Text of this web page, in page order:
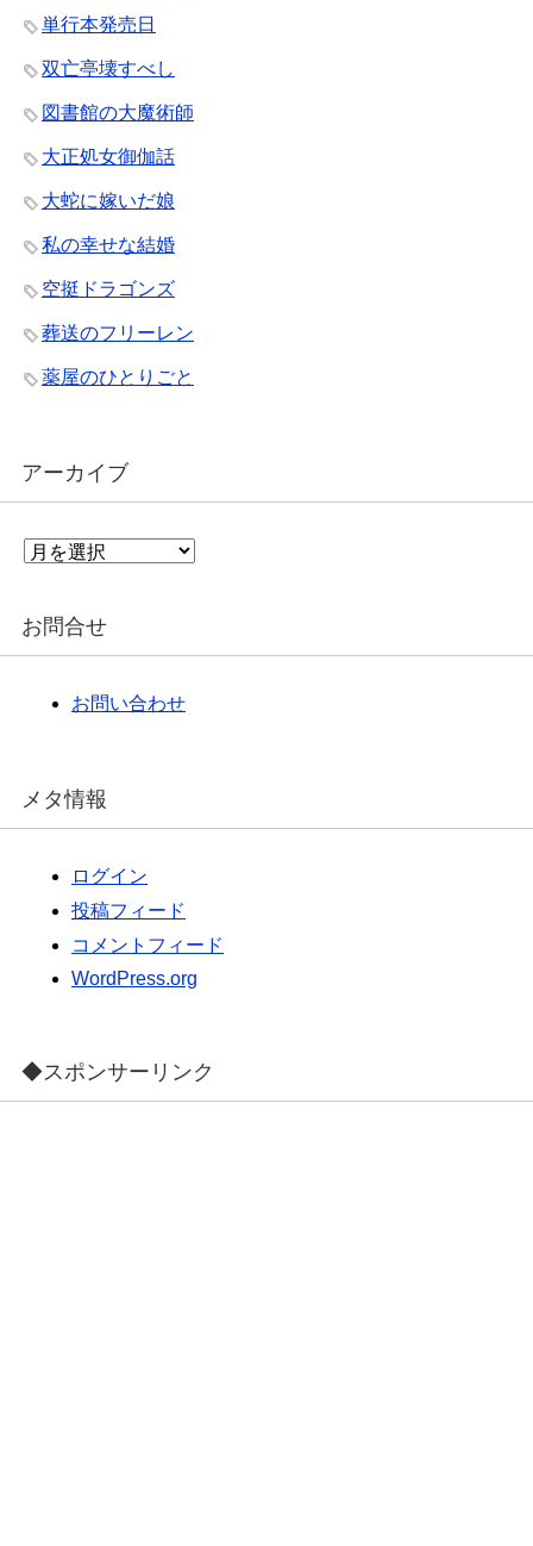
単行本発売日
双亡亭壊すべし
図書館の大魔術師
大正処女御伽話
大蛇に嫁いだ娘
私の幸せな結婚
空挺ドラゴンズ
葬送のフリーレン
薬屋のひとりごと
アーカイブ
ア
イ
お問合せ
お問い合わせ
メタ情報
ログイン
投稿フィード
コメントフィード
WordPress.org
◆スポンサーリンク